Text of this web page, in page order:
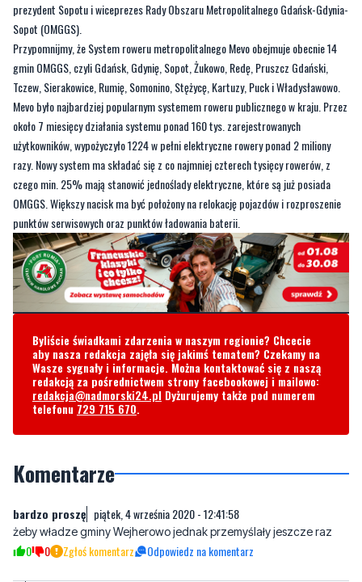
wykonawcy, którego spółka-córka nie poradziła sobie z projektem. Decyzja KIO jest
dla nas rozczarowująca - oznacza, że wykonawca, który de facto nie podołał
wykonaniu Mevo, ma teraz dołączyć do dialogu- podkreślaJacek Karnowski,
prezydent Sopotu i wiceprezes Rady Obszaru Metropolitalnego Gdańsk-Gdynia-
Sopot (OMGGS).
Przypomnijmy, że System roweru metropolitalnego Mevo obejmuje obecnie 14
gmin OMGGS, czyli Gdańsk, Gdynię, Sopot, Żukowo, Redę, Pruszcz Gdański,
Tczew, Sierakowice, Rumię, Somonino, Stężycę, Kartuzy, Puck i Władysławowo.
Mevo było najbardziej popularnym systemem roweru publicznego w kraju. Przez
około 7 miesięcy działania systemu ponad 160 tys. zarejestrowanych
użytkowników, wypożyczyło 1224 w pełni elektryczne rowery ponad 2 miliony
razy. Nowy system ma składać się z co najmniej czterech tysięcy rowerów, z
czego min. 25% mają stanowić jednoślady elektryczne, które są już posiada
OMGGS. Większy nacisk ma być położony na relokację pojazdów i rozproszenie
punktów serwisowych oraz punktów ładowania baterii.
Byliście świadkami zdarzenia w naszym regionie? Chcecie
aby nasza redakcja zajęła się jakimś tematem? Czekamy na
redakcją za pośrednictwem strony facebookowej i mailowo:
telefonu729 715 670
Komentarze